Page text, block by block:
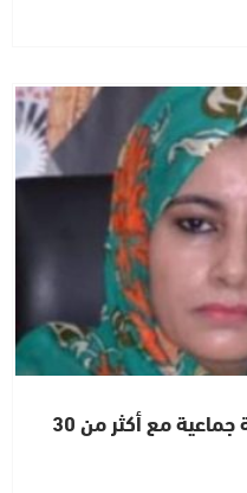
زلزال سياسي بالعيون… استقالة جماعية مع أكثر من 30